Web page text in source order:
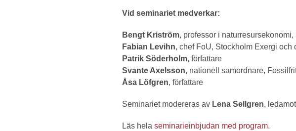
Vid seminariet medverkar:
Bengt Kriström, professor i naturresursekonomi,
Fabian Levihn, chef FoU, Stockholm Exergi och
Patrik Söderholm, författare
Svante Axelsson, nationell samordnare,
Åsa Löfgren, författare
Seminariet modereras av Lena Sellgren,
Läs hela seminarieinbjudan med program.